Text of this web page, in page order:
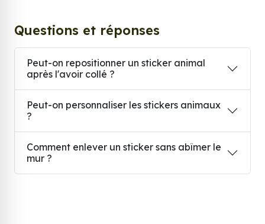
Questions et réponses
Peut-on repositionner un sticker animal
après l'avoir collé ?
Peut-on personnaliser les stickers animaux
?
Comment enlever un sticker sans abîmer le
mur ?